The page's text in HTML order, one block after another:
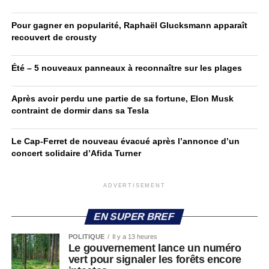
Pour gagner en popularité, Raphaël Glucksmann apparaît
recouvert de crousty
Été – 5 nouveaux panneaux à reconnaître sur les plages
Après avoir perdu une partie de sa fortune, Elon Musk
contraint de dormir dans sa Tesla
Le Cap-Ferret de nouveau évacué après l’annonce d’un
concert solidaire d’Afida Turner
ADVERTISEMENT
EN SUPER BREF
POLITIQUE Il y a 13 heures
Le gouvernement lance un numéro
vert pour signaler les forêts encore